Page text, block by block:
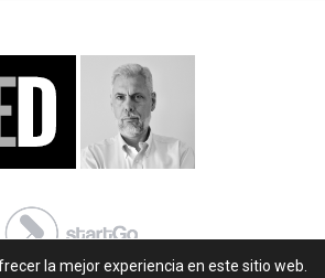
la mejor experiencia en este sitio web.